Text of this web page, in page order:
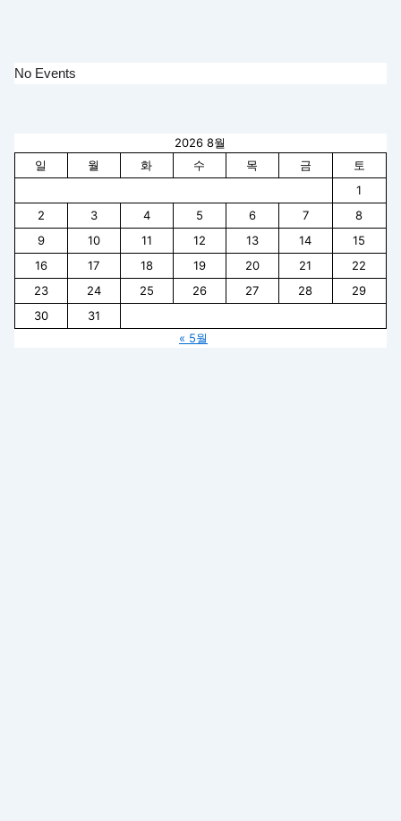
No Events
2026 8월
일
월 화 수 목 금
토
1
2
3 4 5 6 7
8
9
10 11 12 13 14
15
16
17 18 19 20 21
22
23
24 25 26 27 28
29
30
31
« 5월